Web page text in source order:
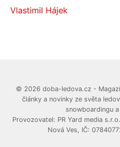
Vlastimil Hájek
© 2026 doba-ledova.cz -
články a novinky ze světa
snowboardingu
Provozovatel: PR Yard media
Nová Ves, IČ: